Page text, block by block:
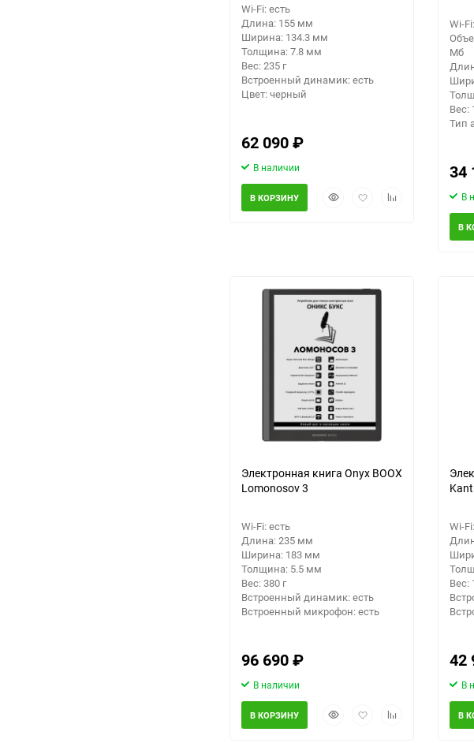
Wi-Fi: есть
Длина: 155 мм
Ширина: 134.3 мм
Толщина: 7.8 мм
Вес: 235 г
Встроенный динамик: есть
Цвет: черный
62 090₽
В наличии
БыстрыйДобавитьДобавить
В КОРЗИНУ
Wi-
Мб
Вес:
Тип
34
В
В
еще 10 фото
Электронная книга Onyx BOOX
Lomonosov 3
Wi-Fi: есть
Длина: 235 мм
Ширина: 183 мм
Толщина: 5.5 мм
Вес: 380 г
Встроенный динамик: есть
Встроенный микрофон: есть
96 690₽
В наличии
БыстрыйДобавитьДобавить
В КОРЗИНУ
Wi-
Вес:
42
В
В